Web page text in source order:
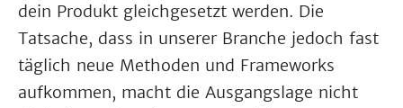
dein Produkt gleichgesetzt werden. Die
Tatsache, dass in unserer Branche jedoch fast
täglich neue Methoden und Frameworks
aufkommen, macht die Ausgangslage nicht